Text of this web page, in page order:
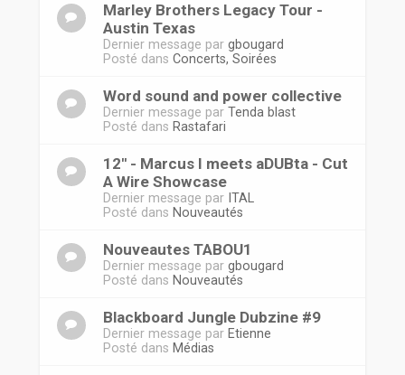
Marley Brothers Legacy Tour -
Austin Texas
Dernier message par gbougard
Posté dans Concerts, Soirées
Word sound and power collective
Dernier message par Tenda blast
Posté dans Rastafari
12'' - Marcus I meets aDUBta - Cut
A Wire Showcase
Dernier message par ITAL
Posté dans Nouveautés
Nouveautes TABOU1
Dernier message par gbougard
Posté dans Nouveautés
Blackboard Jungle Dubzine #9
Dernier message par Etienne
Posté dans Médias